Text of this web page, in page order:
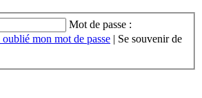
Mot de passe :
oublié mon mot de passe | Se souvenir de